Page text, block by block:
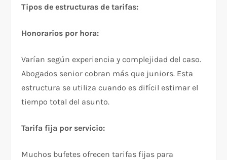
Tipos de estructuras de tarifas:
Honorarios por hora:
Varían según experiencia y complejidad del caso.
Abogados senior cobran más que juniors. Esta
estructura se utiliza cuando es difícil estimar el
tiempo total del asunto.
Tarifa fija por servicio:
Muchos bufetes ofrecen tarifas fijas para